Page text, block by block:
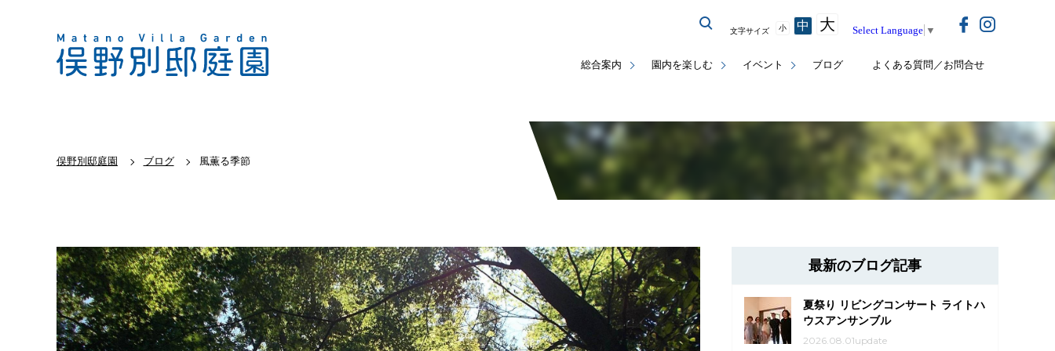
総合案内 園内を楽しむ イベント ブログ よくある質問／お問合せ
文字サイズ 小 中 大 Select Language ▼
俣野別邸庭園 ブログ 風薫る季節
最新のブログ記事
夏祭り リビングコンサート ライトハ
ウスアンサンブル
2026.08.01update